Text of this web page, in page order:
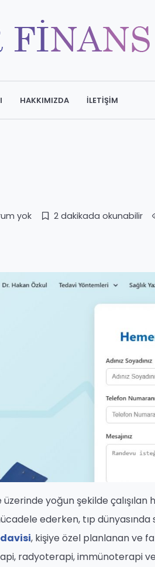
HAKKIMIZDA İLETIŞIM
yok 2 dakikada okunabilir
yoğun şekilde çalışılan
ederken, tıp
, kişiye özel planlanan ve
radyoterapi, immünoterapi